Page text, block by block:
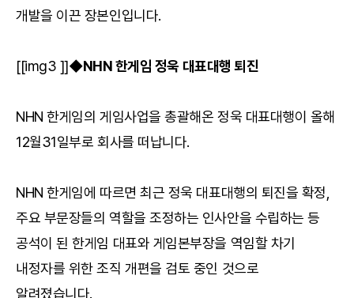
개발을 이끈 장본인입니다.
[[img3 ]]◆NHN 한게임 정욱 대표대행 퇴진
NHN 한게임의 게임사업을 총괄해온 정욱 대표대행이 올해
12월31일부로 회사를 떠납니다.
NHN 한게임에 따르면 최근 정욱 대표대행의 퇴진을 확정,
주요 부문장들의 역할을 조정하는 인사안을 수립하는 등
공석이 된 한게임 대표와 게임본부장을 역임할 차기
내정자를 위한 조직 개편을 검토 중인 것으로
알려졌습니다.